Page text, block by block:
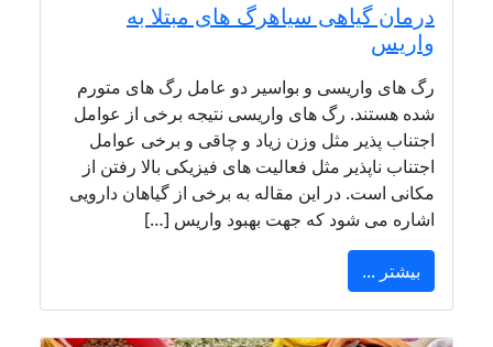
درمان گیاهی سیاهرگ های مبتلا به
واریس
رگ های واریسی و بواسیر دو عامل رگ های متورم
شده هستند. رگ های واریسی نتیجه برخی از عوامل
اجتناب پذیر مثل وزن زیاد و چاقی و برخی عوامل
اجتناب ناپذیر مثل فعالیت های فیزیکی بالا رفتن از
مکانی است. در این مقاله به برخی از گیاهان دارویی
اشاره می شود که جهت بهبود واریس […]
بیشتر ...